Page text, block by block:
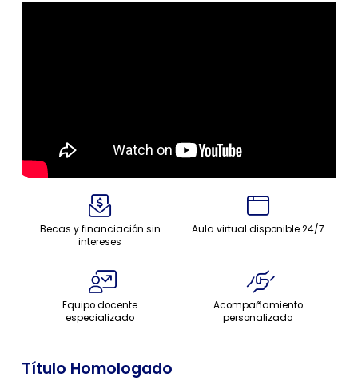
Becas y financiación sin
intereses
Aula virtual disponible 24/7
Equipo docente
especializado
Acompañamiento
personalizado
Título Homologado